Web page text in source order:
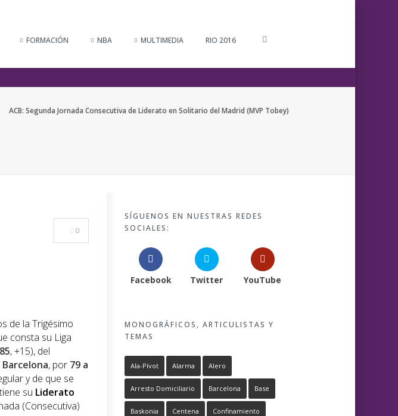
FORMACIÓN NBA MULTIMEDIA RIO 2016
ACB: Segunda Jornada Consecutiva de Liderato en Solitario del Madrid (MVP Tobey)
0
de la Trigésimo
consta su Liga
, +15), del
Barcelona, por 79 a
y de que se
su Liderato
(Consecutiva)
SÍGUENOS EN NUESTRAS REDES
SOCIALES:
Facebook Twitter YouTube
MONOGRÁFICOS, ARTICULISTAS Y
TEMAS
Ala-Pívot Alarma Alero
Arresto Domiciliario Barcelona Base
Baskonia Centena Confinamiento